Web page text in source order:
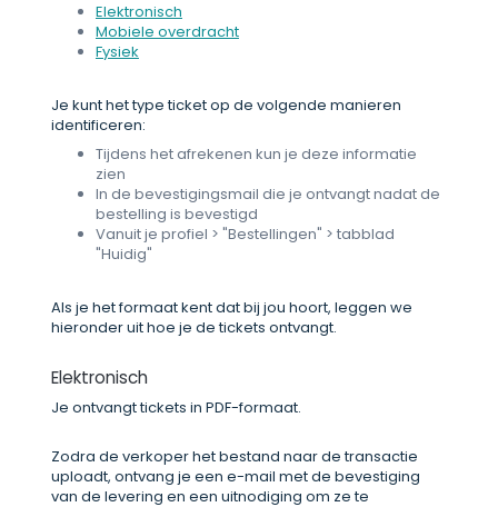
Elektronisch
Mobiele overdracht
Fysiek
Je kunt het type ticket op de volgende manieren
identificeren:
Tijdens het afrekenen kun je deze informatie
zien
In de bevestigingsmail die je ontvangt nadat de
bestelling is bevestigd
Vanuit je profiel > "Bestellingen" > tabblad
"Huidig"
Als je het formaat kent dat bij jou hoort, leggen we
hieronder uit hoe je de tickets ontvangt.
Elektronisch
Je ontvangt tickets in PDF-formaat.
Zodra de verkoper het bestand naar de transactie
uploadt, ontvang je een e-mail met de bevestiging
van de levering en een uitnodiging om ze te